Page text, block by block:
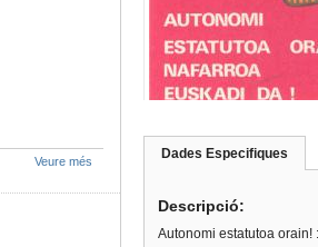
Dades Especifiques
Descripció:
Autonomi estatutoa orain!
Veure més